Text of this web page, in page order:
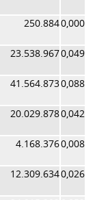
250.884
23.538.967
41.564.873
20.029.878
4.168.376
12.309.634